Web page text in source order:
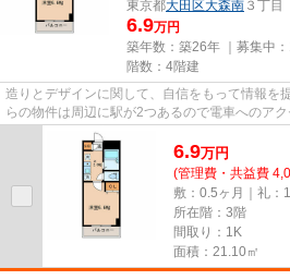
東京都大田区大森南 ３丁目
6.9万円
築年数：築26年 ｜募集中：
階数：4階建
造りとデザインに関して、自信をもって情報を
らの物件は周辺に駅が2つあるので電車へのア
だけ早めに不動産情報を集めた...
6.9万円
(管理費・共益費
敷：0.5ヶ月｜礼：
所在階：3階
間取り：1K
面積：21.10㎡